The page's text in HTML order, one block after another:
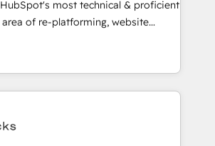
and qualification. Leveraging
tactics, we focus on
and converting leads.
most technical & proficient
of re-platforming, website
We specialize in multi-hub
for mid-market & enterprise
award-winning
Technical Expertise Impact